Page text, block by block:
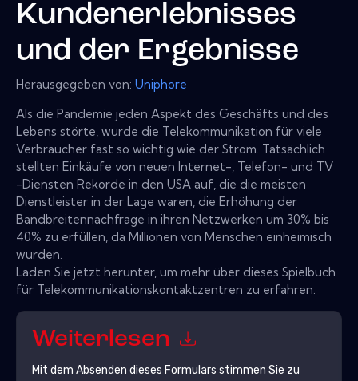
Kundenerlebnisses
und der Ergebnisse
Herausgegeben von: Uniphore
Als die Pandemie jeden Aspekt des Geschäfts und des
Lebens störte, wurde die Telekommunikation für viele
Verbraucher fast so wichtig wie der Strom. Tatsächlich
stellten Einkäufe von neuen Internet-, Telefon- und TV
-Diensten Rekorde in den USA auf, die die meisten
Dienstleister in der Lage waren, die Erhöhung der
Bandbreitennachfrage in ihren Netzwerken um 30% bis
40% zu erfüllen, da Millionen von Menschen einheimisch
wurden.
Laden Sie jetzt herunter, um mehr über dieses Spielbuch
für Telekommunikationskontaktzentren zu erfahren.
Weiterlesen
Mit dem Absenden dieses Formulars stimmen Sie zu